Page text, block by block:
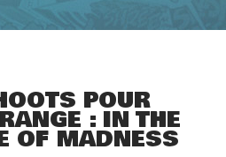
POUR
: IN THE
OF MADNESS